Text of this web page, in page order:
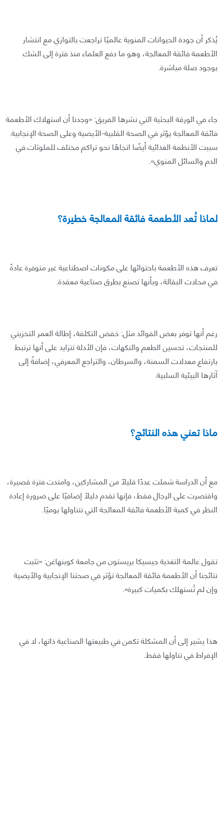
يُذكر أن جودة الحيوانات المنوية عالميًا تراجعت بالتوازي مع انتشار
الأطعمة فائقة المعالجة، وهو ما دفع العلماء منذ فترة إلى الشك
بوجود صلة مباشرة.
جاء في الورقة البحثية التي نشرها الفريق: «وجدنا أن استهلاك الأطعمة
فائقة المعالجة يؤثر في الصحة القلبية-الأيضية وعلى الصحة الإنجابية.
سببت الأنظمة الغذائية أيضًا اتجاهًا نحو تراكم مختلف للملوثات في
الدم والسائل المنوي».
لماذا تُعد الأطعمة فائقة المعالجة خطيرة؟
تعرف هذه الأطعمة باحتوائها على مكونات اصطناعية غير متوفرة عادةً
في محلات البقالة، وبأنها تصنع بطرق صناعية معقدة.
رغم أنها توفر بعض الفوائد مثل: خفض التكلفة، إطالة العمر التخزيني
للمنتجات، تحسين الطعم والنكهات، فإن الأدلة تتزايد على أنها ترتبط
بارتفاع معدلات السمنة، والسرطان، والتراجع المعرفي، إضافةً إلى
آثارها البيئية السلبية.
ماذا تعني هذه النتائج؟
مع أن الدراسة شملت عددًا قليلًا من المشاركين، وامتدت فترة قصيرة،
واقتصرت على الرجال فقط، فإنها تقدم دليلًا إضافيًا على ضرورة إعادة
النظر في كمية الأطعمة فائقة المعالجة التي نتناولها يوميًا.
تقول عالمة التغذية جيسيكا بريستون من جامعة كوبنهاغن: «تثبت
نتائجنا أن الأطعمة فائقة المعالجة تؤثر في صحتنا الإنجابية والأيضية
وإن لم تُستهلك بكميات كبيرة».
هذا يشير إلى أن المشكلة تكمن في طبيعتها الصناعية ذاتها، لا في
الإفراط في تناولها فقط.